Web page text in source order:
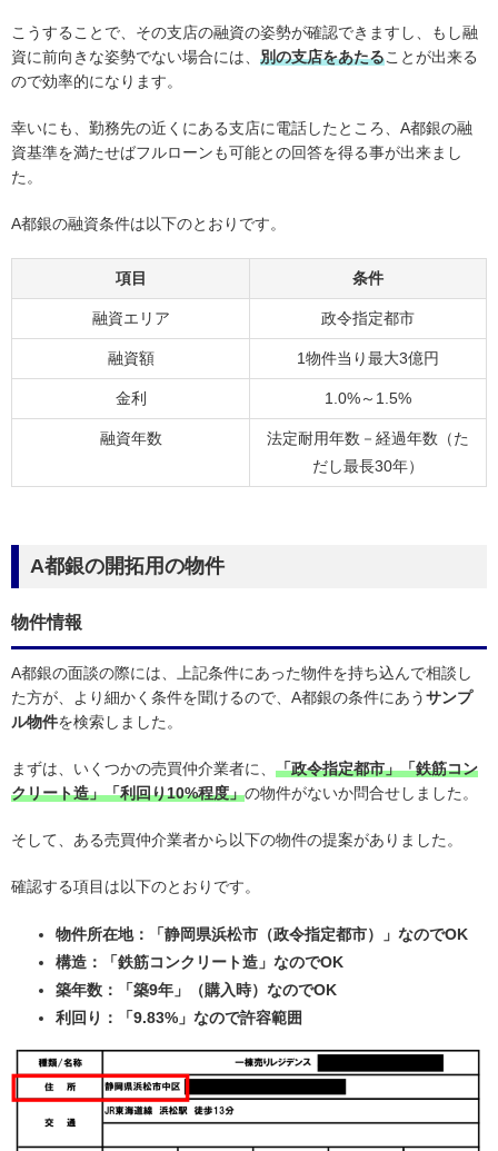
こうすることで、その支店の融資の姿勢が確認できますし、もし融
資に前向きな姿勢でない場合には、 別の支店をあたることが出来る
ので効率的になります。
幸いにも、勤務先の近くにある支店に電話したところ、A都銀の融
資基準を満たせばフルローンも可能との回答を得る事が出来まし
た。
A都銀の融資条件は以下のとおりです。
項目 条件
融資エリア 政令指定都市
融資額 1物件当り最大3億円
金利 1.0%～1.5%
融資年数
法定耐用年数－経過年数（た
だし最長30年）
A都銀の開拓用の物件
物件情報
A都銀の面談の際には、上記条件にあった物件を持ち込んで相談し
た方が、より細かく条件を聞けるので、A都銀の条件にあうサンプ
ル物件を検索しました。
まずは、いくつかの売買仲介業者に、 「政令指定都市」「鉄筋コン
クリート造」「利回り10%程度」の物件がないか問合せしました。
そして、ある売買仲介業者から以下の物件の提案がありました。
確認する項目は以下のとおりです。
物件所在地：「静岡県浜松市（政令指定都市）」なのでOK
構造：「鉄筋コンクリート造」なのでOK
築年数：「築9年」（購入時）なのでOK
利回り：「9.83%」なので許容範囲